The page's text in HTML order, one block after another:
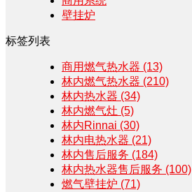
壁挂炉
标签列表
商用燃气热水器 (13)
林内燃气热水器 (210)
林内热水器 (34)
林内燃气灶 (5)
林内Rinnai (30)
林内电热水器 (21)
林内售后服务 (184)
林内热水器售后服务 (100)
燃气壁挂炉 (71)